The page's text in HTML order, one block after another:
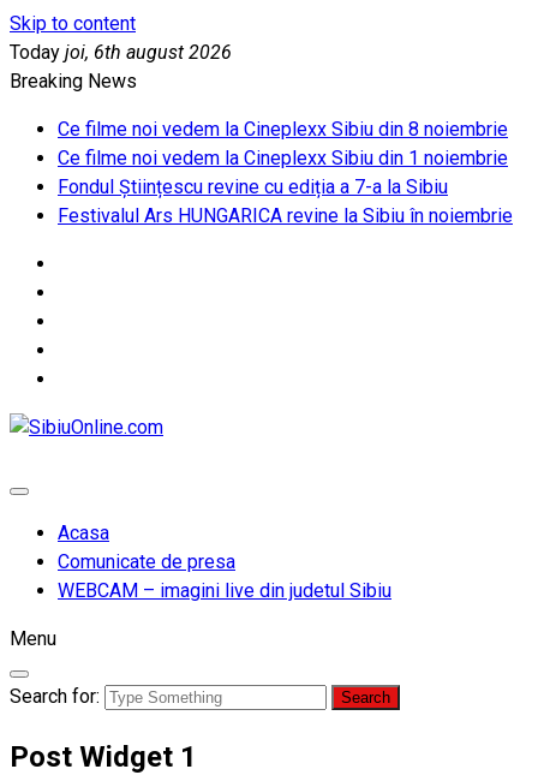
Skip to content
Today joi, 6th august 2026
Breaking News
Ce filme noi vedem la Cineplexx Sibiu din 8 noiembrie
Ce filme noi vedem la Cineplexx Sibiu din 1 noiembrie
Fondul Științescu revine cu ediția a 7-a la Sibiu
Festivalul Ars HUNGARICA revine la Sibiu în noiembrie
Acasa
Comunicate de presa
WEBCAM – imagini live din judetul Sibiu
Menu
Search for:
Post Widget 1